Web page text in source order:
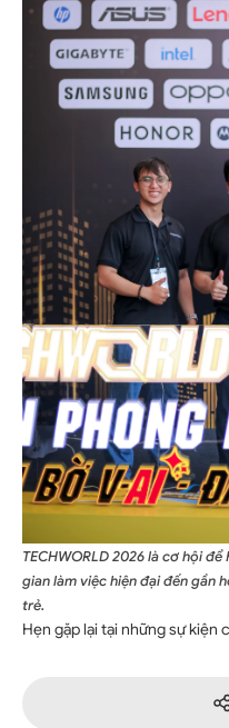
TECHWORLD 2026 là cơ hội
gian làm việc hiện đại đến gần
trẻ.
Hẹn gặp lại tại những sự kiện